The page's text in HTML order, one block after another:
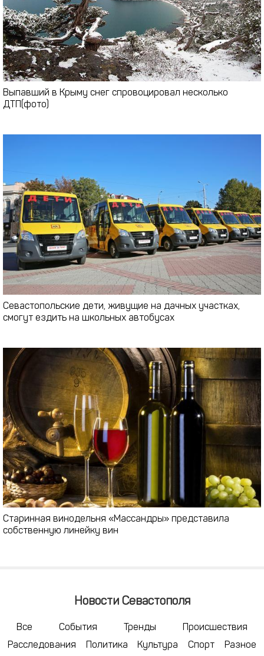
Выпавший в Крыму снег спровоцировал несколько
ДТП(фото)
Севастопольские дети, живущие на дачных участках,
смогут ездить на школьных автобусах
Старинная винодельня «Массандры» представила
собственную линейку вин
Новости Севастополя
Все События Тренды
Происшествия
Расследования
Политика Культура Спорт Разное